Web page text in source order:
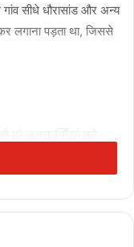
सीधे धौरासांड और अन्य
लगाना पड़ता था, जिससे
महासमुंद में 9
नोटिस